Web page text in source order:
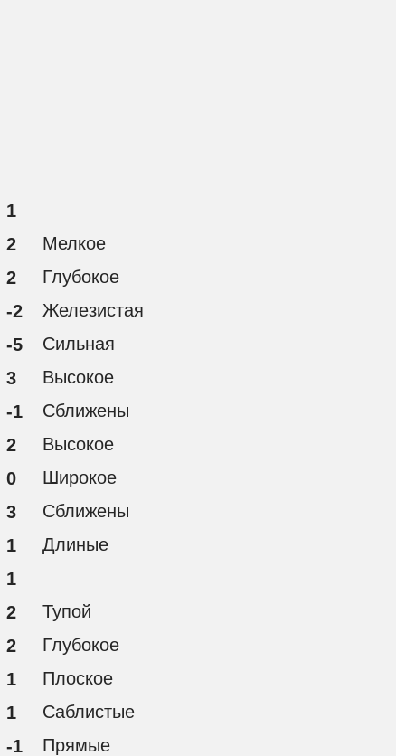
1
2
2
-2
-5
3
-1
2
0
3
1
1
2
2
1
1
-1
Мелкое
Глубокое
Железистая
Сильная
Высокое
Сближены
Высокое
Широкое
Сближены
Длиные
Тупой
Глубокое
Плоское
Саблистые
Прямые